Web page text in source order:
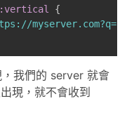
{
myserver.com?q=a
我們的 server 就會
現，就不會收到